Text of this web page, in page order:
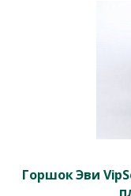
Горшок Эви